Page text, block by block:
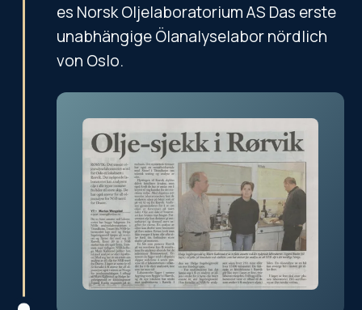
es Norsk Oljelaboratorium AS Das erste
unabhängige Ölanalyselabor nördlich
von Oslo.